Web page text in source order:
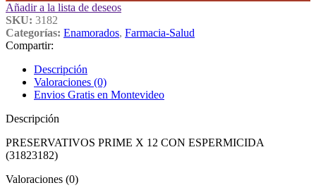
Añadir a la lista de deseos
SKU: 3182
Categorías: Enamorados, Farmacia-Salud
Compartir:
Descripción
Valoraciones (0)
Envios Gratis en Montevideo
Descripción
PRESERVATIVOS PRIME X 12 CON ESPERMICIDA
(31823182)
Valoraciones (0)